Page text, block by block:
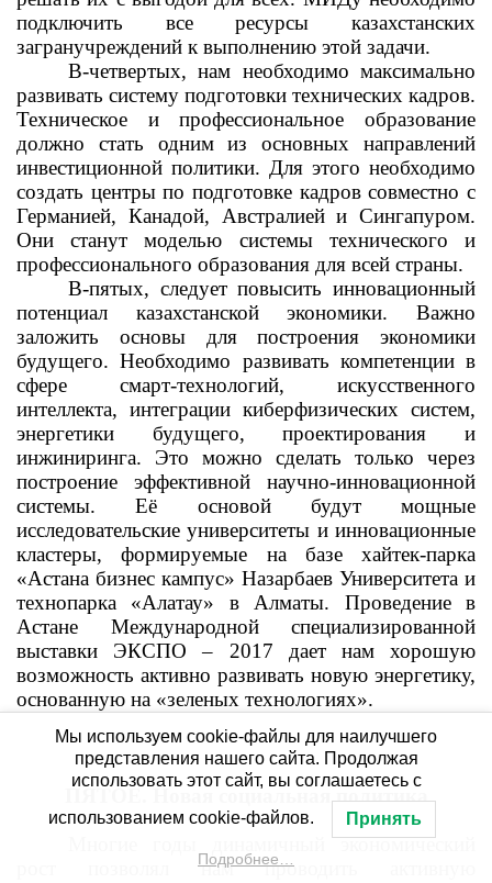
подключить все ресурсы казахстанских
загранучреждений к выполнению этой задачи.
В-четвертых, нам необходимо максимально
развивать систему подготовки технических кадров.
Техническое и профессиональное образование
должно стать одним из основных направлений
инвестиционной политики. Для этого необходимо
создать центры по подготовке кадров совместно с
Германией, Канадой, Австралией и Сингапуром.
Они станут моделью системы технического и
профессионального образования для всей страны.
В-пятых, следует повысить инновационный
потенциал казахстанской экономики. Важно
заложить основы для построения экономики
будущего. Необходимо развивать компетенции в
сфере смарт-технологий, искусственного
интеллекта, интеграции киберфизических систем,
энергетики будущего, проектирования и
инжиниринга. Это можно сделать только через
построение эффективной научно-инновационной
системы. Её основой будут мощные
исследовательские университеты и инновационные
кластеры, формируемые на базе хайтек-парка
«Астана бизнес кампус» Назарбаев Университета и
технопарка «Алатау» в Алматы. Проведение в
Астане Международной специализированной
выставки ЭКСПО – 2017 дает нам хорошую
возможность активно развивать новую энергетику,
основанную на «зеленых технологиях».
ПЯТОЕ. Новая социальная политика
Многие годы динамичный экономический
рост позволял нам проводить активную
Мы используем cookie-файлы для наилучшего
представления нашего сайта. Продолжая
использовать этот сайт, вы соглашаетесь с
использованием cookie-файлов. Принять
Подробнее…